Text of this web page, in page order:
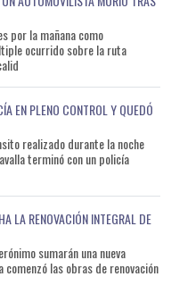
por la mañana como
ocurrido sobre la ruta
EN PLENO CONTROL Y QUEDÓ
realizado durante la noche
terminó con un policía
LA RENOVACIÓN INTEGRAL DE
sumarán una nueva
comenzó las obras de renovación